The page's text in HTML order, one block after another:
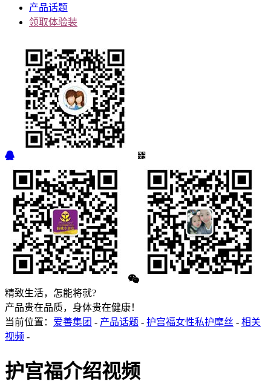
产品话题
领取体验装
精致生活，怎能将就?
产品贵在品质，身体贵在健康！
当前位置： 爱善集团 - 产品话题 - 护宫福女性私护摩丝 - 相关
视频 -
护宫福介绍视频